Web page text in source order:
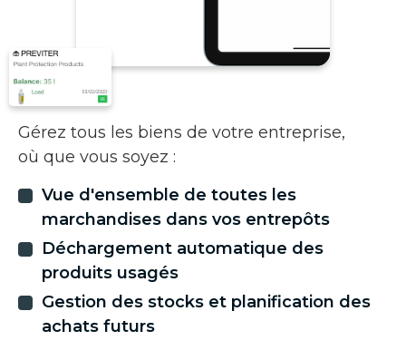
Gérez tous les biens de votre entreprise,
où que vous soyez :
Vue d'ensemble de toutes les
marchandises dans vos entrepôts
Déchargement automatique des
produits usagés
Gestion des stocks et planification des
achats futurs